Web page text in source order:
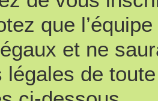
que
et ne
légales de